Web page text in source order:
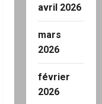
avril 2026
mars
2026
février
2026